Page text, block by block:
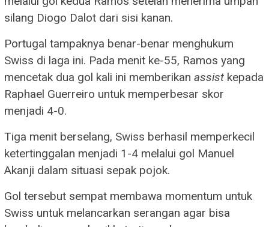
silang Diogo Dalot dari sisi kanan.
Portugal tampaknya benar-benar menghukum
Swiss di laga ini. Pada menit ke-55, Ramos yang
mencetak dua gol kali ini memberikan assist kepada
Raphael Guerreiro untuk memperbesar skor
menjadi 4-0.
Tiga menit berselang, Swiss berhasil memperkecil
ketertinggalan menjadi 1-4 melalui gol Manuel
Akanji dalam situasi sepak pojok.
Gol tersebut sempat membawa momentum untuk
Swiss untuk melancarkan serangan agar bisa